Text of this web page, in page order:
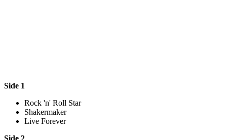
Side 1
Rock 'n' Roll Star
Shakermaker
Live Forever
Side 2